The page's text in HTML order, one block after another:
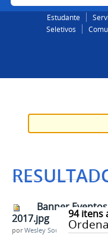
Estudante
Seletivos
94itens
Banner
2017.jpg
porWesley Souza